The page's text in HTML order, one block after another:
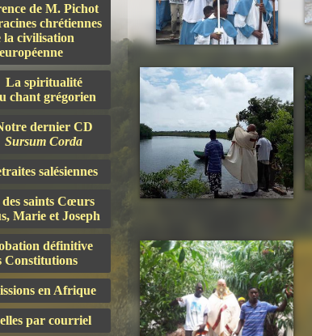
de M. Pichot
chrétiennes
la civilisation
européenne
La spiritualité
chant grégorien
dernier CD
Sursum Corda
salésiennes
saints Cœurs
Marie et Joseph
définitive
Constitutions
en Afrique
par courriel